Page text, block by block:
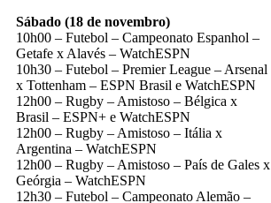
Sábado (18 de novembro)
10h00 – Futebol – Campeonato Espanhol –
Getafe x Alavés – WatchESPN
10h30 – Futebol – Premier League – Arsenal
x Tottenham – ESPN Brasil e WatchESPN
12h00 – Rugby – Amistoso – Bélgica x
Brasil – ESPN+ e WatchESPN
12h00 – Rugby – Amistoso – Itália x
Argentina – WatchESPN
12h00 – Rugby – Amistoso – País de Gales x
Geórgia – WatchESPN
12h30 – Futebol – Campeonato Alemão –